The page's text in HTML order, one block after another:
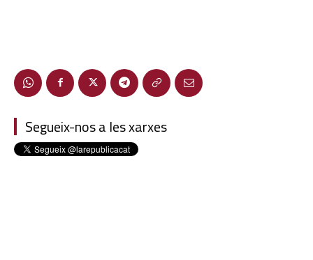
Segueix-nos a les xarxes